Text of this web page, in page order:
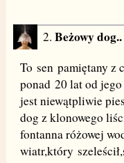
2. Beżowy dog..
To sen pamiętany z
ponad 20 lat od
jest niewątpliwie
dog z klonowego
fontanna różowej
wiatr,który